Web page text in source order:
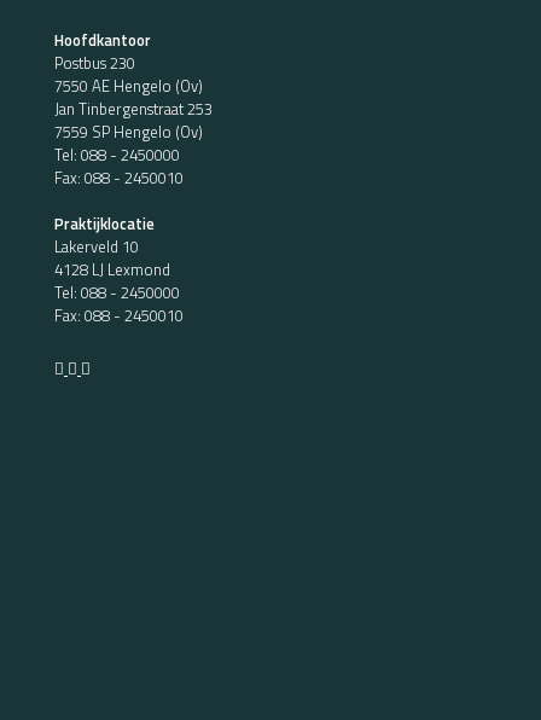
Hoofdkantoor
Postbus 230
7550 AE Hengelo (Ov)
Jan Tinbergenstraat 253
7559 SP Hengelo (Ov)
Tel: 088 - 2450000
Fax: 088 - 2450010
Praktijklocatie
Lakerveld 10
4128 LJ Lexmond
Tel: 088 - 2450000
Fax: 088 - 2450010